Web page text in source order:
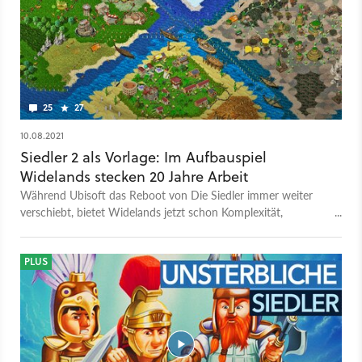
25 27
10.08.2021
Siedler 2 als Vorlage: Im Aufbauspiel
Widelands stecken 20 Jahre Arbeit
Während Ubisoft das Reboot von Die Siedler immer weiter
verschiebt, bietet Widelands jetzt schon Komplexität,
PLUS